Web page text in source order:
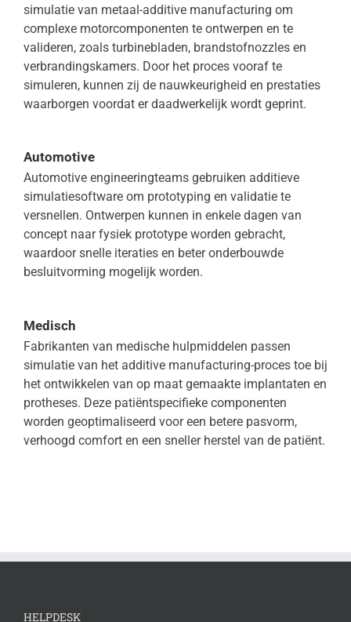
simulatie van metaal-additive manufacturing om
complexe motorcomponenten te ontwerpen en te
valideren, zoals turbinebladen, brandstofnozzles en
verbrandingskamers. Door het proces vooraf te
simuleren, kunnen zij de nauwkeurigheid en prestaties
waarborgen voordat er daadwerkelijk wordt geprint.
Automotive
Automotive engineeringteams gebruiken additieve
simulatiesoftware om prototyping en validatie te
versnellen. Ontwerpen kunnen in enkele dagen van
concept naar fysiek prototype worden gebracht,
waardoor snelle iteraties en beter onderbouwde
besluitvorming mogelijk worden.
Medisch
Fabrikanten van medische hulpmiddelen passen
simulatie van het additive manufacturing-proces toe bij
het ontwikkelen van op maat gemaakte implantaten en
protheses. Deze patiëntspecifieke componenten
worden geoptimaliseerd voor een betere pasvorm,
verhoogd comfort en een sneller herstel van de patiënt.
HELPDESK